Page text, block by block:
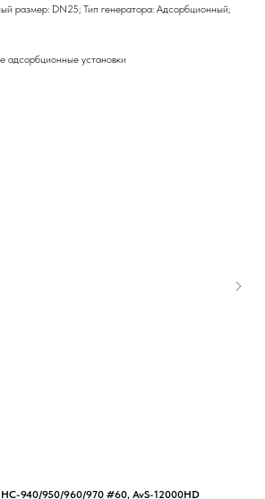
размер: DN25; Тип генератора: Адсорбционный;
адсорбционные установки
940/950/960/970 #60, AvS-12000HD